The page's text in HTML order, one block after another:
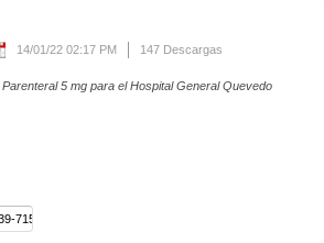
14/01/22 02:17 PM 147 Descargas
5 mg para el Hospital General Quevedo